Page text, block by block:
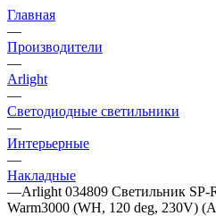
Главная
—
Производители
—
Arlight
—
Светодиодные светильники
—
Интерьерные
—
Накладные
—Arlight 034809 Светильник
Warm3000 (WH, 120 deg, 230V)